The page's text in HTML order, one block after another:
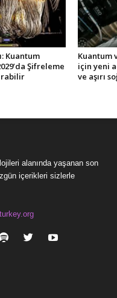
Kuantum
Şifreleme
Kuantum
için yeni
ve aşırı
alanında yaşanan son
içerikleri sizlerle